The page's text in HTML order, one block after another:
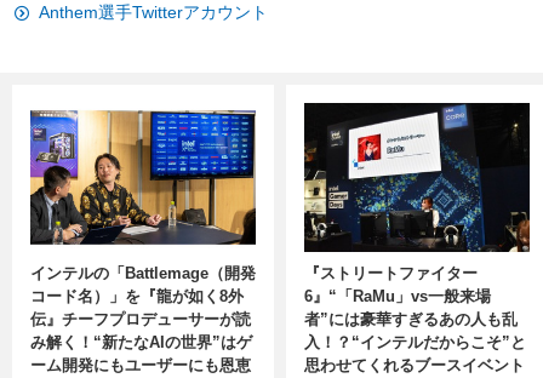
Anthem選手Twitterアカウント
インテルの「Battlemage（開発
コード名）」を『龍が如く8外
伝』チーフプロデューサーが読
み解く！“新たなAIの世界”はゲ
ーム開発にもユーザーにも恩恵
『ストリートファイター
6』“「RaMu」vs一般来場
者”には豪華すぎるあの人も乱
入！？“インテルだからこそ”と
思わせてくれるブースイベント